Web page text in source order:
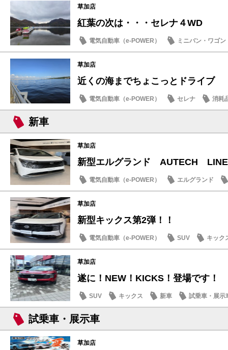
草加店
紅葉の次は・・・セレナ４WD
電気自動車（e-POWER） ミニバン・ワゴン
草加店
近くの海までちょこっとドライブ
電気自動車（e-POWER） セレナ 消耗
新車
草加店
新型エルグランド AUTECH LINE
電気自動車（e-POWER） エルグランド
草加店
新型キックス第2弾！！
電気自動車（e-POWER） SUV キック
草加店
遂に！NEW！KICKS！登場です！
SUV キックス 新車 試乗車・展示
試乗車・展示車
草加店